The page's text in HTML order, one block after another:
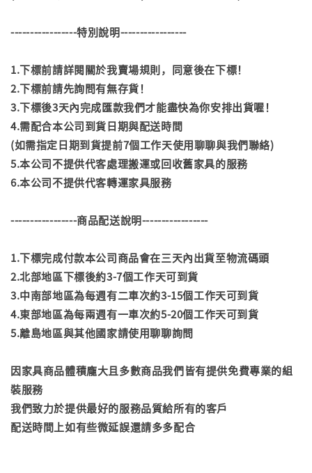
-----------------特別說明-----------------
1.下標前請詳閱關於我賣場規則，同意後在下標！
2.下標前請先詢問有無存貨！
3.下標後3天內完成匯款我們才能盡快為你安排出貨喔！
4.需配合本公司到貨日期與配送時間
(如需指定日期到貨提前7個工作天使用聊聊與我們聯絡)
5.本公司不提供代客處理搬運或回收舊家具的服務
6.本公司不提供代客轉運家具服務
-----------------商品配送說明-----------------
1.下標完成付款本公司商品會在三天內出貨至物流碼頭
2.北部地區下標後約3-7個工作天可到貨
3.中南部地區為每週有二車次約3-15個工作天可到貨
4.東部地區為每兩週有一車次約5-20個工作天可到貨
5.離島地區與其他國家請使用聊聊詢問
因家具商品體積龐大且多數商品我們皆有提供免費專業的組
裝服務
我們致力於提供最好的服務品質給所有的客戶
配送時間上如有些微延誤還請多多配合